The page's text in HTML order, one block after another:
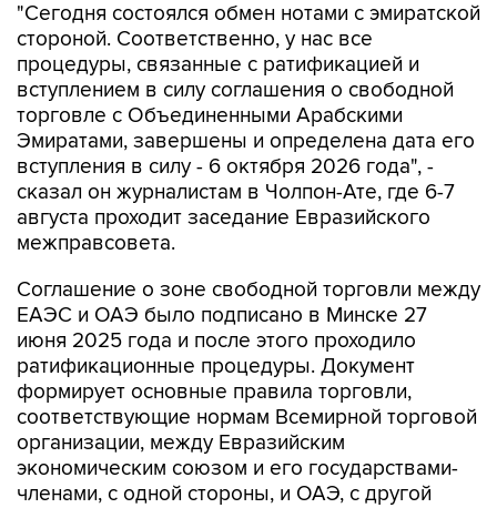
"Сегодня состоялся обмен нотами с эмиратской
стороной. Соответственно, у нас все
процедуры, связанные с ратификацией и
вступлением в силу соглашения о свободной
торговле с Объединенными Арабскими
Эмиратами, завершены и определена дата его
вступления в силу - 6 октября 2026 года", -
сказал он журналистам в Чолпон-Ате, где 6-7
августа проходит заседание Евразийского
межправсовета.
Соглашение о зоне свободной торговли между
ЕАЭС и ОАЭ было подписано в Минске 27
июня 2025 года и после этого проходило
ратификационные процедуры. Документ
формирует основные правила торговли,
соответствующие нормам Всемирной торговой
организации, между Евразийским
экономическим союзом и его государствами-
членами, с одной стороны, и ОАЭ, с другой